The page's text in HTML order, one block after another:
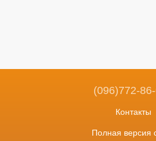
(096)772-
Контакты
Полная версия